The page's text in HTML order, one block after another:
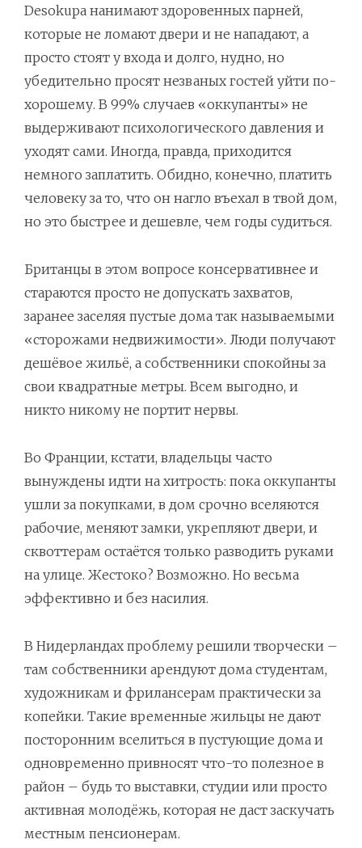
Desokupa нанимают здоровенных парней,
которые не ломают двери и не нападают, а
просто стоят у входа и долго, нудно, но
убедительно просят незваных гостей уйти по-
хорошему. В 99% случаев «оккупанты» не
выдерживают психологического давления и
уходят сами. Иногда, правда, приходится
немного заплатить. Обидно, конечно, платить
человеку за то, что он нагло въехал в твой дом,
но это быстрее и дешевле, чем годы судиться.
Британцы в этом вопросе консервативнее и
стараются просто не допускать захватов,
заранее заселяя пустые дома так называемыми
«сторожами недвижимости». Люди получают
дешёвое жильё, а собственники спокойны за
свои квадратные метры. Всем выгодно, и
никто никому не портит нервы.
Во Франции, кстати, владельцы часто
вынуждены идти на хитрость: пока оккупанты
ушли за покупками, в дом срочно вселяются
рабочие, меняют замки, укрепляют двери, и
сквоттерам остаётся только разводить руками
на улице. Жестоко? Возможно. Но весьма
эффективно и без насилия.
В Нидерландах проблему решили творчески –
там собственники арендуют дома студентам,
художникам и фрилансерам практически за
копейки. Такие временные жильцы не дают
посторонним вселиться в пустующие дома и
одновременно привносят что-то полезное в
район – будь то выставки, студии или просто
активная молодёжь, которая не даст заскучать
местным пенсионерам.